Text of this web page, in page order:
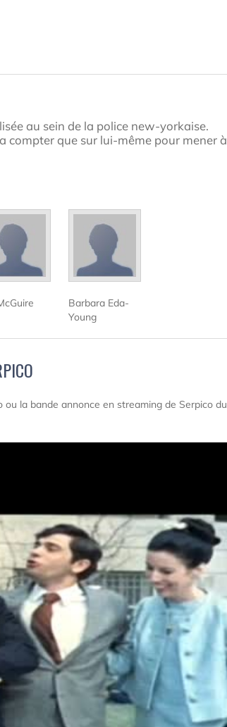
au sein de la police new-yorkaise.
compter que sur lui-même pour mener à
Barbara Eda-
Young
la bande annonce en streaming de Serpico du